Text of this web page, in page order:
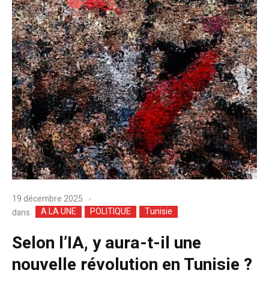
19 décembre 2025
dans
A LA UNE POLITIQUE Tunisie
Selon l’IA, y aura-t-il une
nouvelle révolution en Tunisie ?